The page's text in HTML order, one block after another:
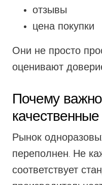
отзывы
цена покупки
Они не просто
оценивают
Почему важно
Рынок
переполнен. Не
соответствует